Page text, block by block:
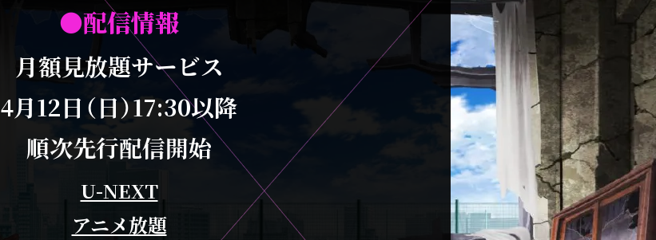
●配信情報
月額見放題サービス
4月12日（日）17:30以降
順次先行配信開始
U-NEXT
アニメ放題